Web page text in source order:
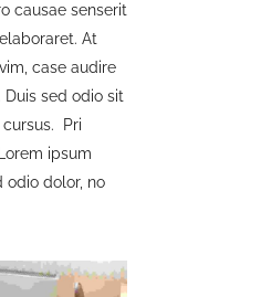
causae senserit
At
case audire
sed odio sit
Pri
ipsum
odio dolor, no